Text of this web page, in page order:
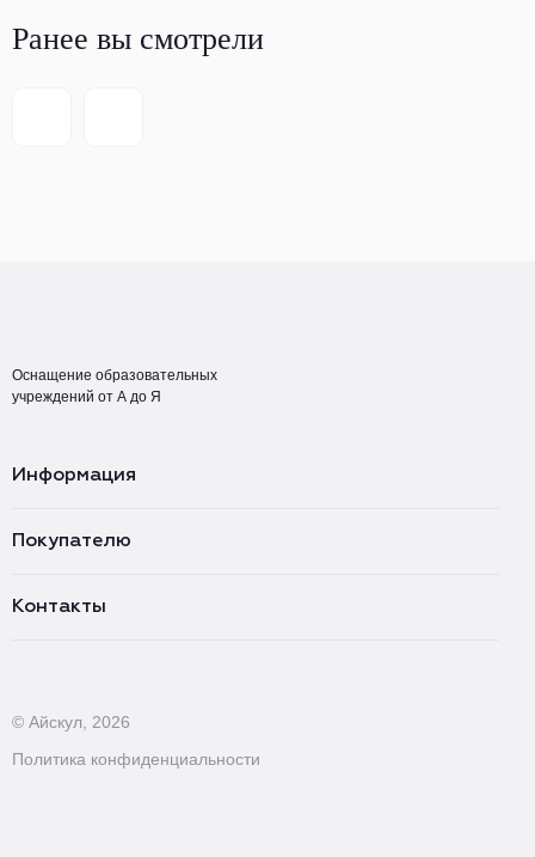
Ранее вы смотрели
Оснащение образовательных
учреждений от А до Я
Информация
Покупателю
Контакты
© Айскул, 2026
Политика конфиденциальности